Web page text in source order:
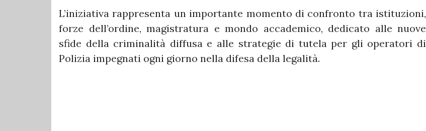
L’iniziativa rappresenta un importante momento di confronto tra istituzioni,
forze dell’ordine, magistratura e mondo accademico, dedicato alle nuove
sfide della criminalità diffusa e alle strategie di tutela per gli operatori di
Polizia impegnati ogni giorno nella difesa della legalità.